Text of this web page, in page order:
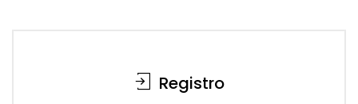
Registro